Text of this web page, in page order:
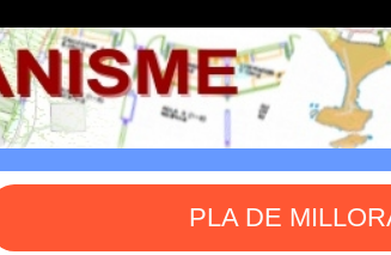
PLA DE